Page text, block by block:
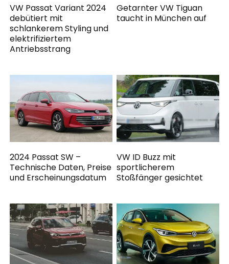
VW Passat Variant 2024
debütiert mit
schlankerem Styling und
elektrifiziertem
Antriebsstrang
Getarnter VW Tiguan
taucht in München auf
2024 Passat SW –
Technische Daten, Preise
und Erscheinungsdatum
VW ID Buzz mit
sportlicherem
Stoßfänger gesichtet